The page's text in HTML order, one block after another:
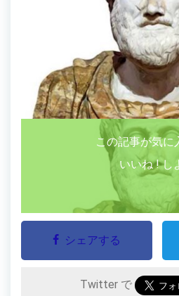
この記事が気に
いいね ! し
シェアする
Twitter で